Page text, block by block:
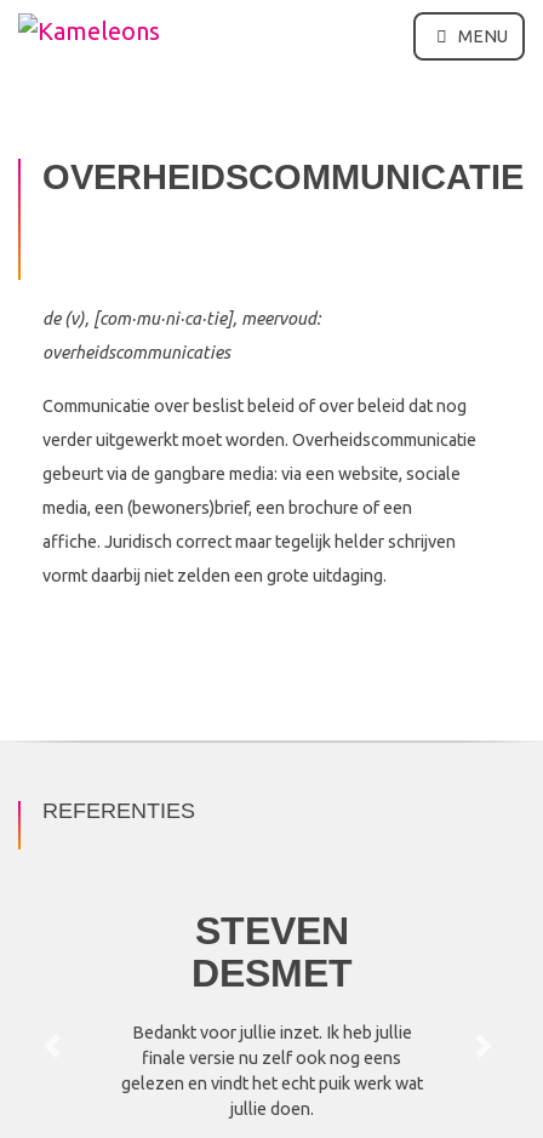
MENU
OVERHEIDSCOMMUNICATIE
de (v), [com·mu·ni·ca·tie], meervoud:
overheidscommunicaties
Communicatie over beslist beleid of over beleid dat nog
verder uitgewerkt moet worden. Overheidscommunicatie
gebeurt via de gangbare media: via een website, sociale
media, een (bewoners)brief, een brochure of een
affiche. Juridisch correct maar tegelijk helder schrijven
vormt daarbij niet zelden een grote uitdaging.
REFERENTIES
STEVEN
DESMET
Bedankt voor jullie inzet. Ik heb jullie
finale versie nu zelf ook nog eens
gelezen en vindt het echt puik werk wat
jullie doen.